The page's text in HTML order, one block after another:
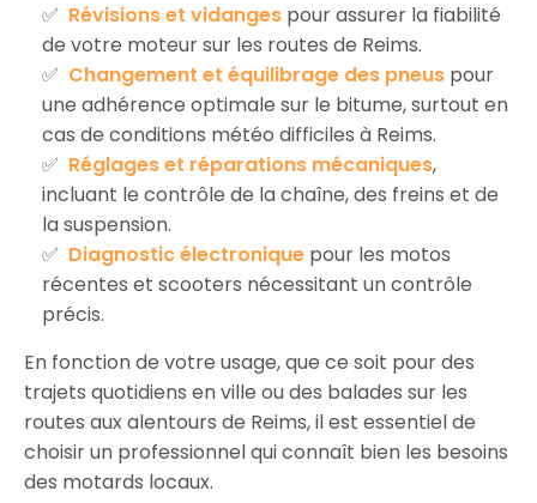
Révisions et vidanges pour assurer la fiabilité
de votre moteur sur les routes de Reims.
Changement et équilibrage des pneus pour
une adhérence optimale sur le bitume, surtout en
cas de conditions météo difficiles à Reims.
Réglages et réparations mécaniques,
incluant le contrôle de la chaîne, des freins et de
la suspension.
Diagnostic électronique pour les motos
récentes et scooters nécessitant un contrôle
précis.
En fonction de votre usage, que ce soit pour des
trajets quotidiens en ville ou des balades sur les
routes aux alentours de Reims, il est essentiel de
choisir un professionnel qui connaît bien les besoins
des motards locaux.